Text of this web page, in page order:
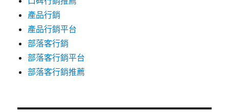
產品行銷
產品行銷平台
部落客行銷
部落客行銷平台
部落客行銷推薦